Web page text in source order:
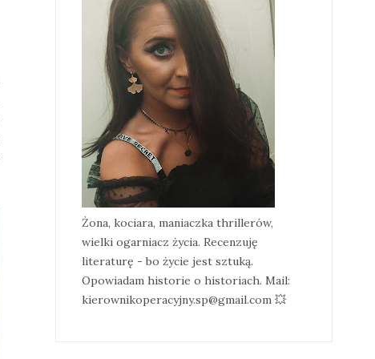
Żona, kociara, maniaczka thrillerów,
wielki ogarniacz życia. Recenzuję
literaturę - bo życie jest sztuką.
Opowiadam historie o historiach. Mail:
kierownikoperacyjny.sp@gmail.com 💥